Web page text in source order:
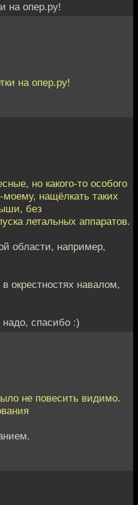
на опер.ру!
на опер.ру!
но какого-то особого
нащёлкать таких
без
летальных аппаратов.
области, например,
окрестностях навалом,
спасибо :)
не повесить видимо.